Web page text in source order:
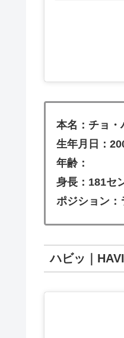
本名：チョ・
生年月日：
年齢：
身長：181セ
ポジション
ハビッ｜